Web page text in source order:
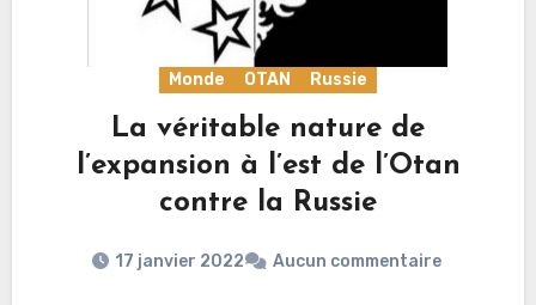
Monde OTAN Russie
La véritable nature de
l’expansion à l’est de l’Otan
contre la Russie
17 janvier 2022 Aucun commentaire